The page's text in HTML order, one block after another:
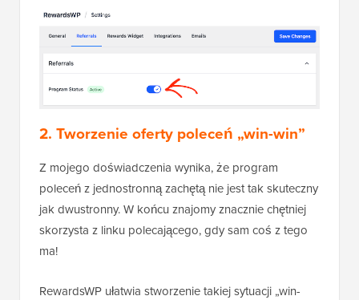
2. Tworzenie oferty poleceń „win-win”
Z mojego doświadczenia wynika, że program
poleceń z jednostronną zachętą nie jest tak skuteczny
jak dwustronny. W końcu znajomy znacznie chętniej
skorzysta z linku polecającego, gdy sam coś z tego
ma!
RewardsWP ułatwia stworzenie takiej sytuacji „win-